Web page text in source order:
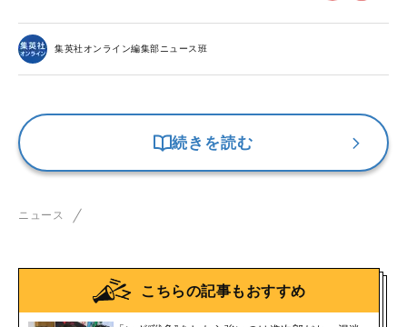
集英社オンライン編集部ニュース班
続きを読む
ニュース
こちらの記事もおすすめ